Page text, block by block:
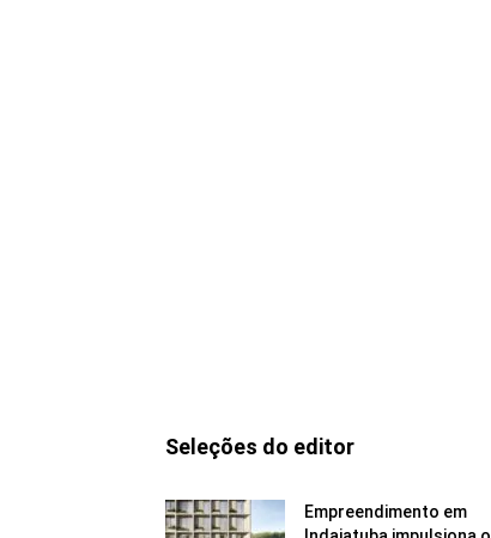
Seleções do editor
Empreendimento em